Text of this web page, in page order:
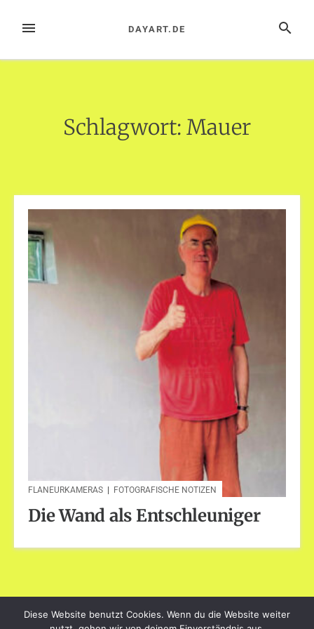
InhaltMENÜ SUCHE
DAYART.DE
Schlagwort: Mauer
FLANEURKAMERAS FOTOGRAFISCHE NOTIZEN
Die Wand als Entschleuniger
dayart.de
Diese Website benutzt Cookies. Wenn du die Website weiter